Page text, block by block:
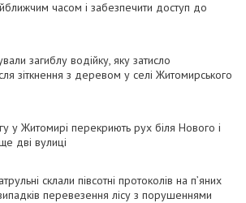
часом і забезпечити доступ до
загиблу водійку, яку затисло
зіткнення з деревом у селі Житомирського
у Житомирі перекриють рух біля Нового і
дві вулиці
склали півсотні протоколів на пʼяних
перевезення лісу з порушеннями